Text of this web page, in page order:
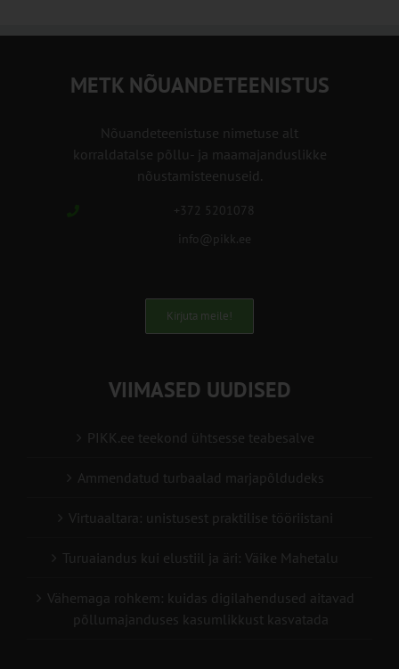
METK NÕUANDETEENISTUS
Nõuandeteenistuse nimetuse alt
korraldatalse põllu- ja maamajanduslikke
nõustamisteenuseid.
+372 5201078
info@pikk.ee
Kirjuta meile!
VIIMASED UUDISED
PIKK.ee teekond ühtsesse teabesalve
Ammendatud turbaalad marjapõldudeks
Virtuaaltara: unistusest praktilise tööriistani
Turuaiandus kui elustiil ja äri: Väike Mahetalu
Vähemaga rohkem: kuidas digilahendused aitavad
põllumajanduses kasumlikkust kasvatada